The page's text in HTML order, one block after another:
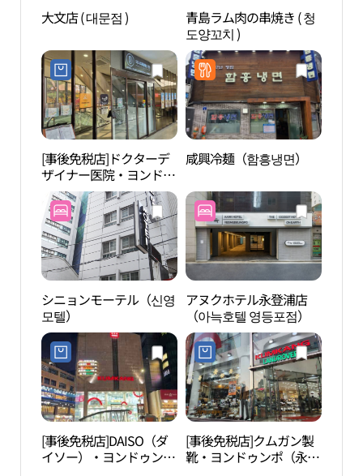
大文店 ( 대문점 )
青島ラム肉の串焼き ( 청
도양꼬치 )
[事後免税店]ドクターデ
ザイナー医院・ヨンドゥ
ンポ（永登浦）(닥터디
자이너의원 영등포)
咸興冷麺（함흥냉면）
シニョンモーテル（신영
모텔）
アヌクホテル永登浦店
（아늑호텔 영등포점）
[事後免税店]DAISO（ダ
イソー）・ヨンドゥンポ
[事後免税店]クムガン製
靴・ヨンドゥンポ（永登